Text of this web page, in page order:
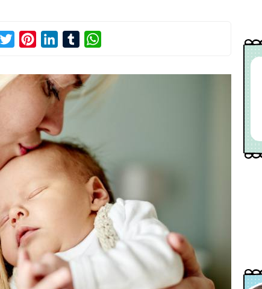
TwitterPinterestLinkedInTumblr